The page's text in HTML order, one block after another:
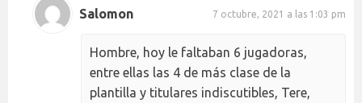
Salomon 7 octubre, 2021 a las 1:03 pm
Hombre, hoy le faltaban 6 jugadoras,
entre ellas las 4 de más clase de la
plantilla y titulares indiscutibles, Tere,